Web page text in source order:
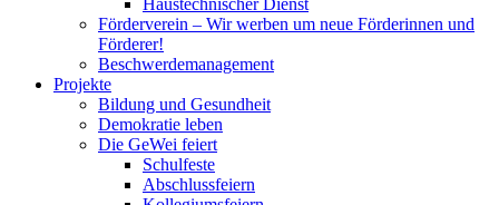
Haustechnischer Dienst
Förderverein – Wir werben um neue Förderinnen und
Förderer!
Beschwerdemanagement
Projekte
Bildung und Gesundheit
Demokratie leben
Die GeWei feiert
Schulfeste
Abschlussfeiern